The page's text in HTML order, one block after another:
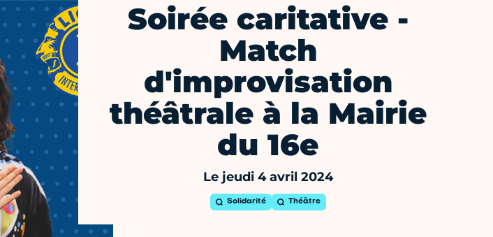
Soirée caritative -
Match
d'improvisation
théâtrale à la Mairie
du 16e
Le jeudi 4 avril 2024
Solidarité Théâtre